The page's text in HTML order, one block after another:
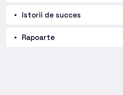
Istorii de succes
Rapoarte